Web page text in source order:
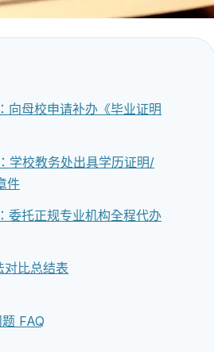
向母校申请补办《毕业证明
学校教务处出具学历证明/
件
委托正规专业机构全程代办
比总结表
FAQ